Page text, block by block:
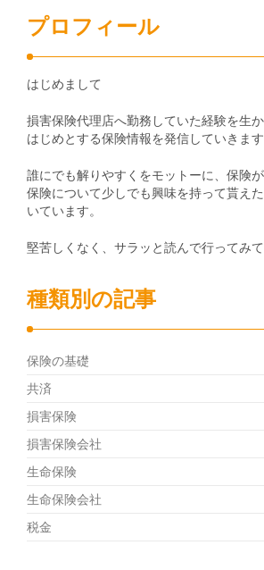
プロフィール
はじめまして
損害保険代理店へ勤務していた経験を生
はじめとする保険情報を発信していきます
誰にでも解りやすくをモットーに、保険
保険について少しでも興味を持って貰え
いています。
堅苦しくなく、サラッと読んで行ってみて
種類別の記事
保険の基礎
共済
損害保険
損害保険会社
生命保険
生命保険会社
税金